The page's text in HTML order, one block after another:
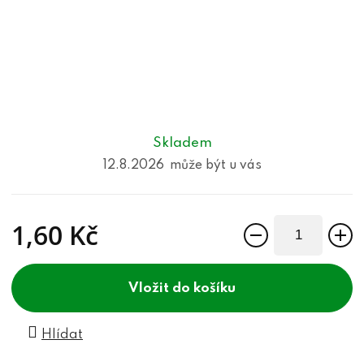
Skladem
12.8.2026
1,60 Kč
do košíku
Hlídat